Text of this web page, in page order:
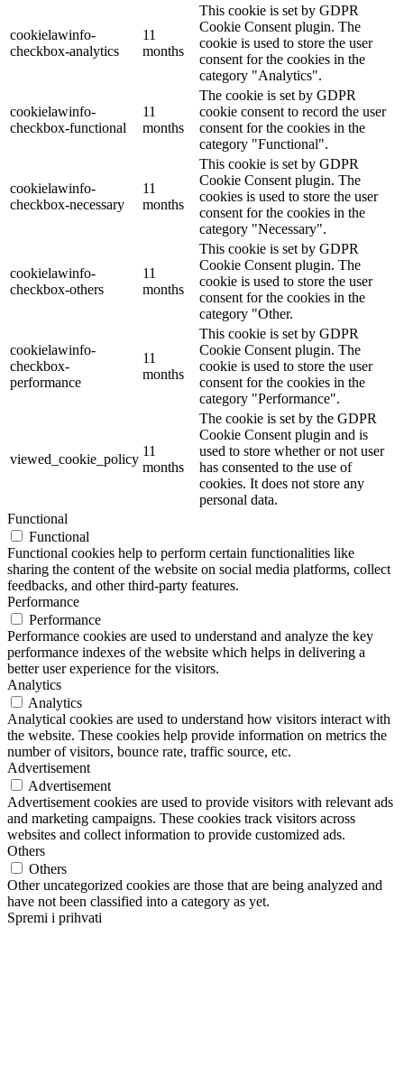
cookielawinfo-
checkbox-analytics
11
months
This cookie is set by GDPR
Cookie Consent plugin. The
cookie is used to store the user
consent for the cookies in the
category "Analytics".
cookielawinfo-
checkbox-functional
11
months
The cookie is set by GDPR
cookie consent to record the user
consent for the cookies in the
category "Functional".
cookielawinfo-
checkbox-necessary
11
months
This cookie is set by GDPR
Cookie Consent plugin. The
cookies is used to store the user
consent for the cookies in the
category "Necessary".
cookielawinfo-
checkbox-others
11
months
This cookie is set by GDPR
Cookie Consent plugin. The
cookie is used to store the user
consent for the cookies in the
category "Other.
cookielawinfo-
checkbox-
performance
11
months
This cookie is set by GDPR
Cookie Consent plugin. The
cookie is used to store the user
consent for the cookies in the
category "Performance".
viewed_cookie_policy
11
months
The cookie is set by the GDPR
Cookie Consent plugin and is
used to store whether or not user
has consented to the use of
cookies. It does not store any
personal data.
Functional
Functional
Functional cookies help to perform certain functionalities like
sharing the content of the website on social media platforms, collect
feedbacks, and other third-party features.
Performance
Performance
Performance cookies are used to understand and analyze the key
performance indexes of the website which helps in delivering a
better user experience for the visitors.
Analytics
Analytics
Analytical cookies are used to understand how visitors interact with
the website. These cookies help provide information on metrics the
number of visitors, bounce rate, traffic source, etc.
Advertisement
Advertisement
Advertisement cookies are used to provide visitors with relevant ads
and marketing campaigns. These cookies track visitors across
websites and collect information to provide customized ads.
Others
Others
Other uncategorized cookies are those that are being analyzed and
have not been classified into a category as yet.
Spremi i prihvati